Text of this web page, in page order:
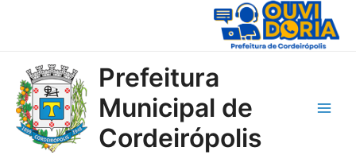
Prefeitura
Municipal de
Cordeirópolis